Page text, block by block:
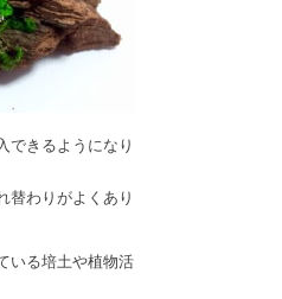
できるようになり
替わりがよくあり
いる培土や植物活